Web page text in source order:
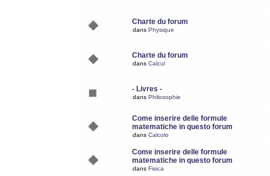
Charte du forum
dans Physique
Charte du forum
dans Calcul
- Livres -
dans Philosophie
Come inserire delle formule
matematiche in questo forum
dans Calcolo
Come inserire delle formule
matematiche in questo forum
dans Fisica